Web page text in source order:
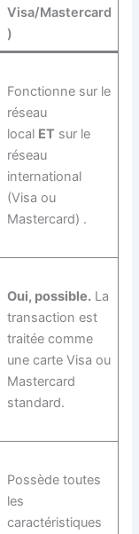
Visa/Mastercard
)
Fonctionne sur le
réseau
local ETsur le
réseau
international
(Visa ou
Mastercard) .
Oui, possible.La
transaction est
traitée comme
une carte Visa ou
Mastercard
standard.
Possède toutes
les
caractéristiques